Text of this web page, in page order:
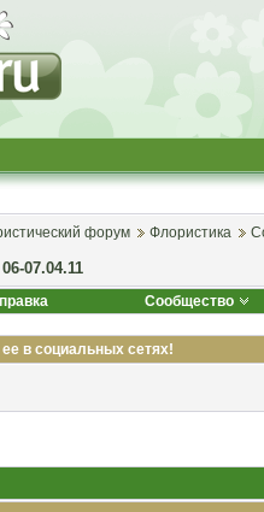
форум Флористика
07.04.11
Сообщество
в социальных сетях!